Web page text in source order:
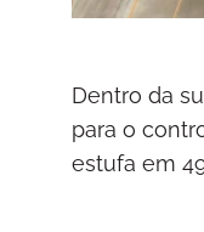
Dentro da
para o
estufa em